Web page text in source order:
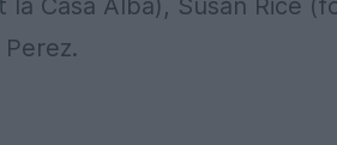
Casa Albă), Susan Rice